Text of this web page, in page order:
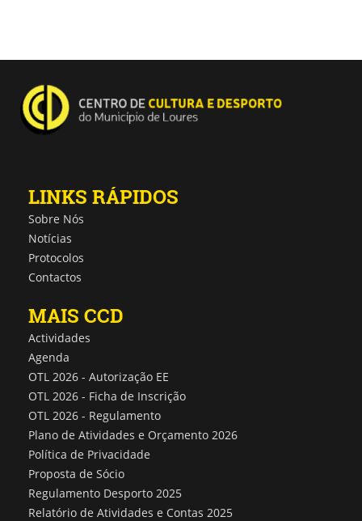
LINKS RÁPIDOS
Sobre Nós
Notícias
Protocolos
Contactos
MAIS CCD
Actividades
Agenda
OTL 2026 - Autorização EE
OTL 2026 - Ficha de Inscrição
OTL 2026 - Regulamento
Plano de Atividades e Orçamento 2026
Política de Privacidade
Proposta de Sócio
Regulamento Desporto 2025
Relatório de Atividades e Contas 2025